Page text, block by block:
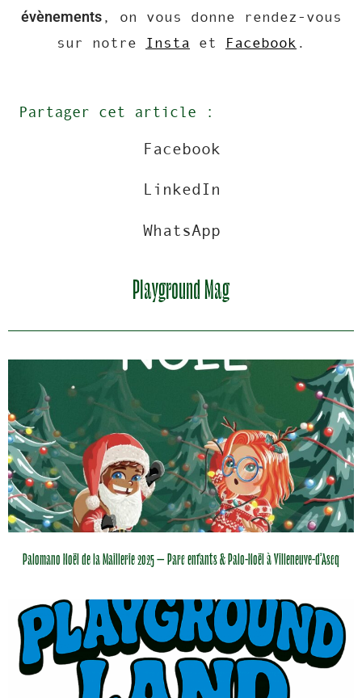
évènements, on vous donne rendez-vous
sur notre Insta et Facebook .
Partager cet article :
Facebook
LinkedIn
WhatsApp
Playground Mag
Palomano Noël de la Maillerie 2025 – Parc enfants & Palo-Noël à Villeneuve-d’Ascq